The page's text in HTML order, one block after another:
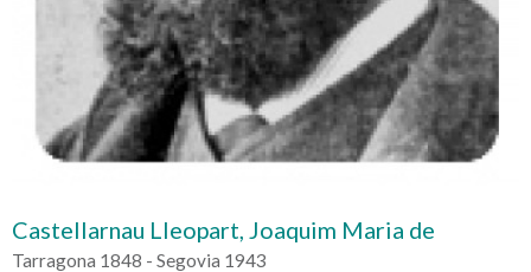
Castellarnau Lleopart, Joaquim Maria de
Tarragona 1848 - Segovia 1943